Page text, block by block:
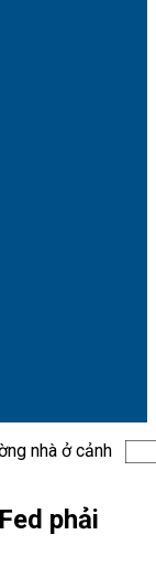
nhà ở cảnh
phải